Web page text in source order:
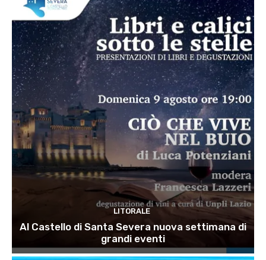
LITORALE
Al Castello di Santa Severa nuova settimana di
grandi eventi